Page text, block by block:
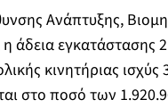
Ανάπτυξης,
η άδεια
κινητήριας ισχύς
στο ποσό των